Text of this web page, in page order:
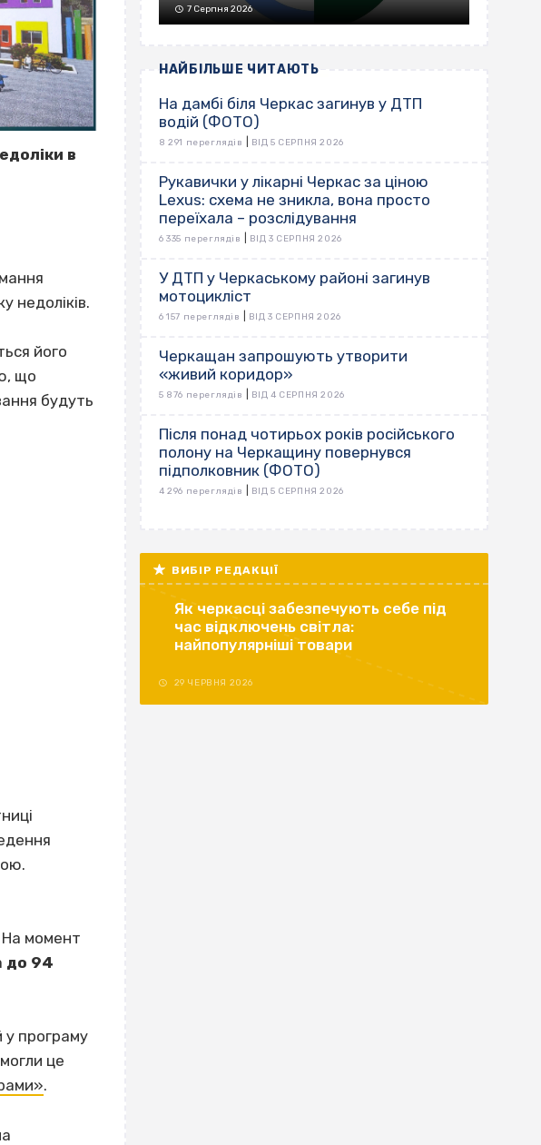
в
недоліків.
його
що
будуть
На момент
до 94
у програму
це
.
7 Серпня 2026
НАЙБІЛЬШЕ ЧИТАЮТЬ
На дамбі біля Черкас загинув у ДТП
водій (ФОТО)
8 291 переглядів ВІД 5 СЕРПНЯ 2026
Рукавички у лікарні Черкас за ціною
Lexus: схема не зникла, вона просто
переїхала – розслідування
6 335 переглядів ВІД 3 СЕРПНЯ 2026
У ДТП у Черкаському районі загинув
мотоцикліст
6 157 переглядів ВІД 3 СЕРПНЯ 2026
Черкащан запрошують утворити
«живий коридор»
5 876 переглядів ВІД 4 СЕРПНЯ 2026
Після понад чотирьох років російського
полону на Черкащину повернувся
підполковник (ФОТО)
4 296 переглядів ВІД 5 СЕРПНЯ 2026
ВИБІР РЕДАКЦІЇ
Як черкасці забезпечують себе під
час відключень світла:
найпопулярніші товари
29 ЧЕРВНЯ 2026